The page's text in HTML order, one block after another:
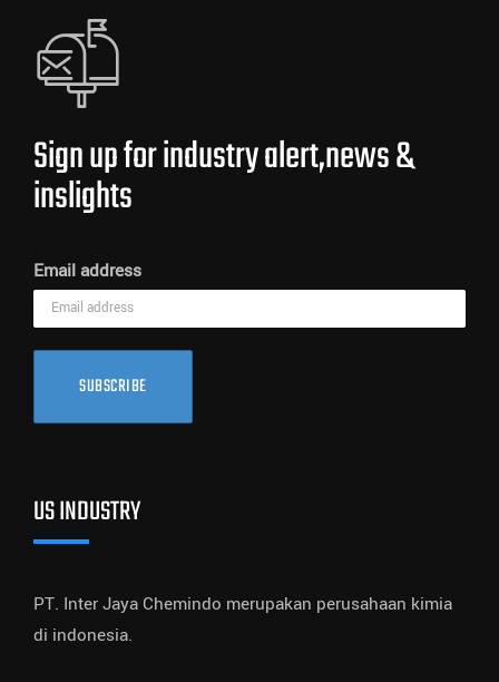
Sign up for industry alert,news &
inslights
Email address
SUBSCRIBE
US INDUSTRY
PT. Inter Jaya Chemindo merupakan perusahaan kimia
di indonesia.